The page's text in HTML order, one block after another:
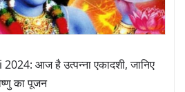
आज है उत्पन्ना एकादशी, जानिए
का पूजन